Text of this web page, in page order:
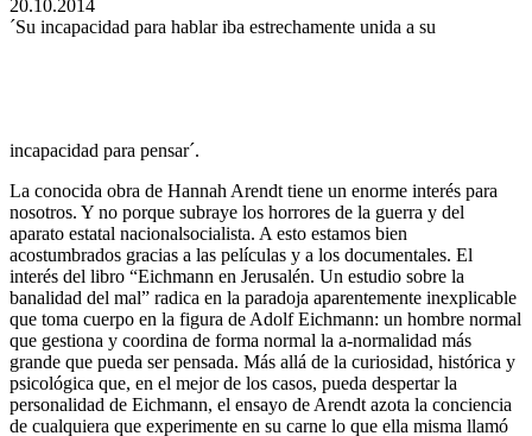
20.10.2014
´Su incapacidad para hablar iba estrechamente unida a su
incapacidad para pensar´.
La conocida obra de Hannah Arendt tiene un enorme interés para
nosotros. Y no porque subraye los horrores de la guerra y del
aparato estatal nacionalsocialista. A esto estamos bien
acostumbrados gracias a las películas y a los documentales. El
interés del libro “Eichmann en Jerusalén. Un estudio sobre la
banalidad del mal” radica en la paradoja aparentemente inexplicable
que toma cuerpo en la figura de Adolf Eichmann: un hombre normal
que gestiona y coordina de forma normal la a-normalidad más
grande que pueda ser pensada. Más allá de la curiosidad, histórica y
psicológica que, en el mejor de los casos, pueda despertar la
personalidad de Eichmann, el ensayo de Arendt azota la conciencia
de cualquiera que experimente en su carne lo que ella misma llamó